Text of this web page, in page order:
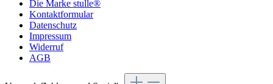
Die Marke stulle®
Kontaktformular
Datenschutz
Impressum
Widerruf
AGB